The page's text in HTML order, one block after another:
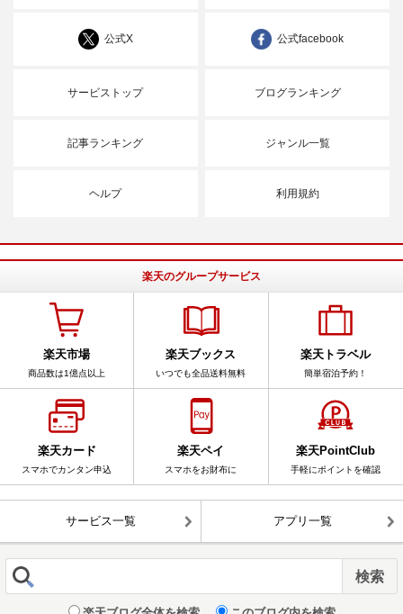
公式X 公式facebook
サービストップ ブログランキング
記事ランキング ジャンル一覧
ヘルプ 利用規約
楽天のグループサービス
楽天市場
商品数は1億点以上
楽天ブックス
いつでも全品送料無料
楽天トラベル
簡単宿泊予約！
楽天カード
スマホでカンタン申込
楽天ペイ
スマホをお財布に
楽天PointClub
手軽にポイントを確認
サービス一覧 アプリ一覧